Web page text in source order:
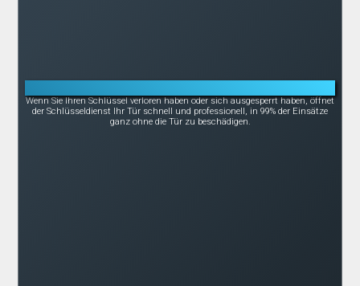
Wenn Sie Ihren Schlüssel verloren haben oder sich ausgesperrt haben, öffnet
der Schlüsseldienst Ihr Tür schnell und professionell, in 99% der Einsätze
ganz ohne die Tür zu beschädigen.